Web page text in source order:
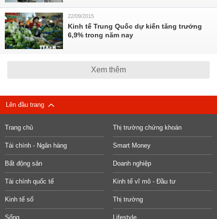
22/09/2015
Kinh tế Trung Quốc dự kiến tăng trưởng
6,9% trong năm nay
Xem thêm
Lên đầu trang
Trang chủ Thị trường chứng khoán
Tài chính - Ngân hàng Smart Money
Bất động sản Doanh nghiệp
Tài chính quốc tế Kinh tế vĩ mô - Đầu tư
Kinh tế số Thị trường
Sống Lifestyle